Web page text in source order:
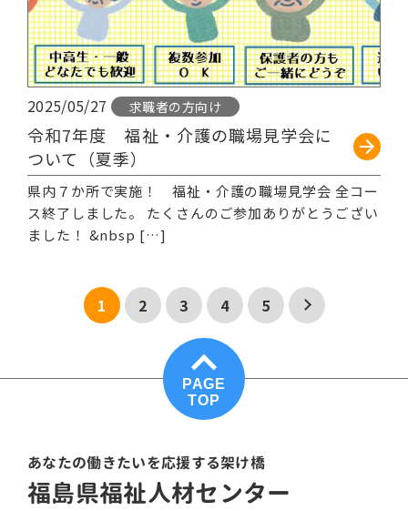
2025/05/27 求職者の方向け
令和7年度 福祉・介護の職場見学会に
ついて（夏季）
県内７か所で実施！ 福祉・介護の職場見学会 全コー
ス終了しました。 たくさんのご参加ありがとうござい
ました！ &nbsp […]
1 2 3 4 5
PAGE
TOP
あなたの働きたいを応援する架け橋
福島県福祉人材センター